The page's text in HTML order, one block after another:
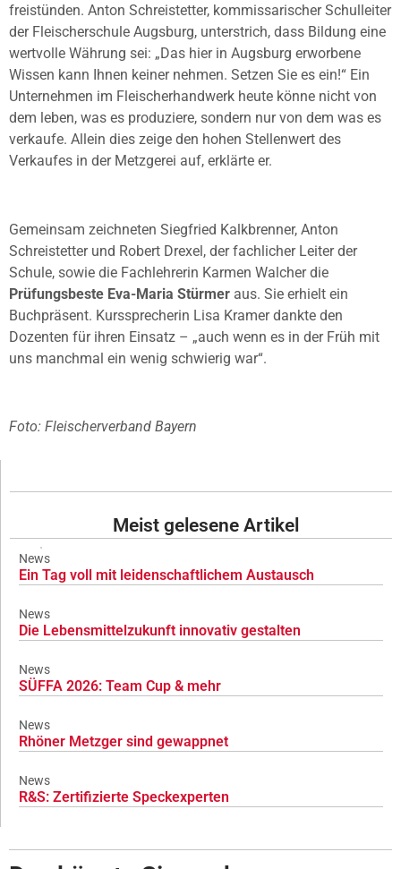
freistünden. Anton Schreistetter, kommissarischer Schulleiter
der Fleischerschule Augsburg, unterstrich, dass Bildung eine
wertvolle Währung sei: „Das hier in Augsburg erworbene
Wissen kann Ihnen keiner nehmen. Setzen Sie es ein!“ Ein
Unternehmen im Fleischerhandwerk heute könne nicht von
dem leben, was es produziere, sondern nur von dem was es
verkaufe. Allein dies zeige den hohen Stellenwert des
Verkaufes in der Metzgerei auf, erklärte er.
Gemeinsam zeichneten Siegfried Kalkbrenner, Anton
Schreistetter und Robert Drexel, der fachlicher Leiter der
Schule, sowie die Fachlehrerin Karmen Walcher die
Prüfungsbeste Eva-Maria Stürmer aus. Sie erhielt ein
Buchpräsent. Kurssprecherin Lisa Kramer dankte den
Dozenten für ihren Einsatz – „auch wenn es in der Früh mit
uns manchmal ein wenig schwierig war“.
Foto: Fleischerverband Bayern
Meist gelesene Artikel
News
Ein Tag voll mit leidenschaftlichem Austausch
News
Die Lebensmittelzukunft innovativ gestalten
News
SÜFFA 2026: Team Cup & mehr
News
Rhöner Metzger sind gewappnet
News
R&S: Zertifizierte Speckexperten